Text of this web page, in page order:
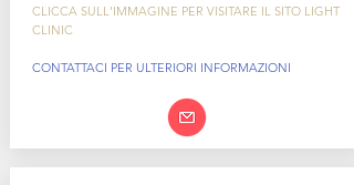
CLICCA SULL'IMMAGINE PER VISITARE IL SITO LIGHT
CLINIC
CONTATTACI PER ULTERIORI INFORMAZIONI